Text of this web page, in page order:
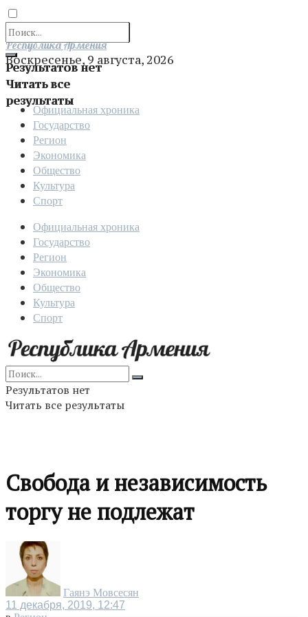
Результатов нет
Читать все
результаты
Отправить
Республика Армения
Воскресенье, 9 августа, 2026
Официальная хроника
Государство
Регион
Экономика
Общество
Культура
Спорт
Официальная хроника
Государство
Регион
Экономика
Общество
Культура
Спорт
Результатов нет
Читать все результаты
Свобода и независимость
торгу не подлежат
Гаянэ Мовсесян
11 декабря, 2019, 12:47